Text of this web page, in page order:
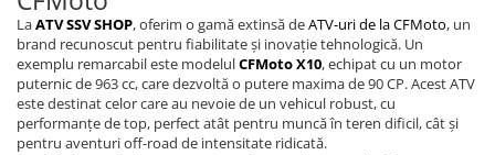
LaATV SSV SHOP, oferim o gamă extinsă deATV-uri de la CFMoto, un
brand recunoscut pentru fiabilitate și inovație tehnologică. Un
exemplu remarcabil este modelulCFMoto X10, echipat cu un motor
puternic de 963 cc, care dezvoltă o putere maxima de 90 CP. Acest ATV
este destinat celor care au nevoie de un vehicul robust, cu
performanțe de top, perfect atât pentru muncă în teren dificil, cât și
pentru aventuri off-road de intensitate ridicată.